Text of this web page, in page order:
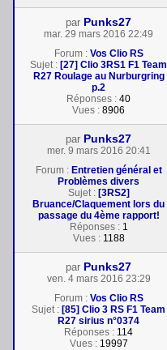
par Punks27
mar. 29 mars 2016 22:49
Forum : Vos Clio RS
Sujet : [27] Clio 3RS1 F1 Team
R27 Roulage au Nurburgring
p.2
Réponses : 40
Vues : 8906
par Punks27
mer. 9 mars 2016 20:41
Forum : Entretien général et
Problèmes divers
Sujet : [3RS2]
Bruance/Claquement lors du
passage du 4ème rapport!
Réponses : 1
Vues : 1188
par Punks27
ven. 4 mars 2016 23:29
Forum : Vos Clio RS
Sujet : [85] Clio 3 RS F1 Team
R27 sirius n°0374
Réponses : 114
Vues : 19997